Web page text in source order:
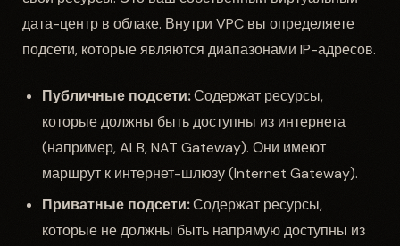
дата-центр в облаке. Внутри VPC вы определяете
подсети, которые являются диапазонами IP-адресов.
Публичные подсети:Содержат ресурсы,
которые должны быть доступны из интернета
(например, ALB, NAT Gateway). Они имеют
маршрут к интернет-шлюзу (Internet Gateway).
Приватные подсети:Содержат ресурсы,
которые не должны быть напрямую доступны из